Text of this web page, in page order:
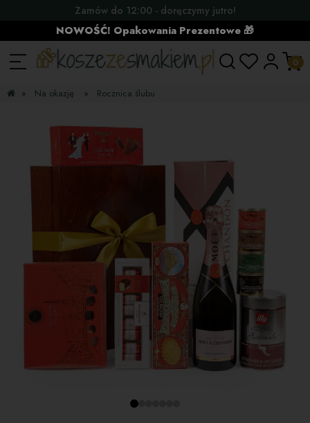
Zamów do 12:00 - doręczymy jutro!
NOWOŚĆ! Opakowania Prezentowe 🎁
» Na okazję » Rocznica ślubu